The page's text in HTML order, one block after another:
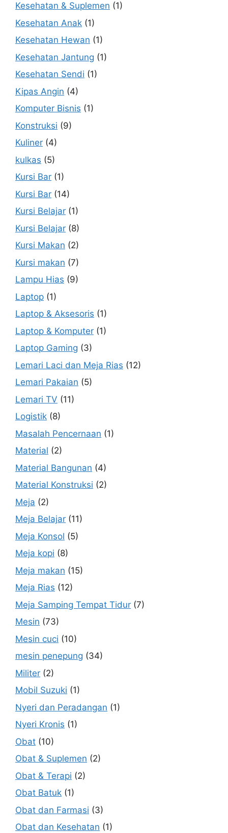
Kesehatan & Suplemen (1)
Kesehatan Anak (1)
Kesehatan Hewan (1)
Kesehatan Jantung (1)
Kesehatan Sendi (1)
Kipas Angin (4)
Komputer Bisnis (1)
Konstruksi (9)
Kuliner (4)
kulkas (5)
Kursi Bar (1)
Kursi Bar (14)
Kursi Belajar (1)
Kursi Belajar (8)
Kursi Makan (2)
Kursi makan (7)
Lampu Hias (9)
Laptop (1)
Laptop & Aksesoris (1)
Laptop & Komputer (1)
Laptop Gaming (3)
Lemari Laci dan Meja Rias (12)
Lemari Pakaian (5)
Lemari TV (11)
Logistik (8)
Masalah Pencernaan (1)
Material (2)
Material Bangunan (4)
Material Konstruksi (2)
Meja (2)
Meja Belajar (11)
Meja Konsol (5)
Meja kopi (8)
Meja makan (15)
Meja Rias (12)
Meja Samping Tempat Tidur (7)
Mesin (73)
Mesin cuci (10)
mesin penepung (34)
Militer (2)
Mobil Suzuki (1)
Nyeri dan Peradangan (1)
Nyeri Kronis (1)
Obat (10)
Obat & Suplemen (2)
Obat & Terapi (2)
Obat Batuk (1)
Obat dan Farmasi (3)
Obat dan Kesehatan (1)